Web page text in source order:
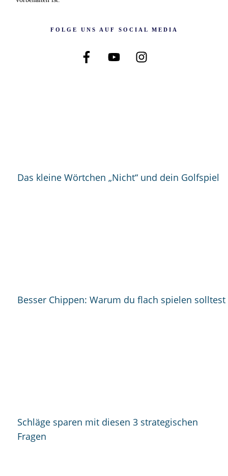
FOLGE UNS AUF SOCIAL MEDIA
Das kleine Wörtchen „Nicht“ und dein Golfspiel
Besser Chippen: Warum du flach spielen solltest
Schläge sparen mit diesen 3 strategischen
Fragen